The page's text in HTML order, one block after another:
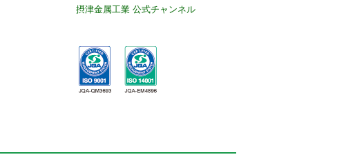
摂津金属工業 公式チャンネル